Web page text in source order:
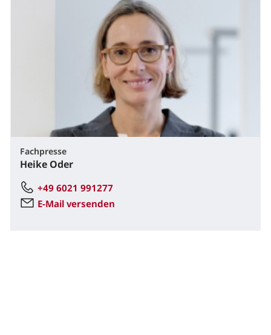
Fachpresse
Heike Oder
+49 6021 991277
E-Mail versenden